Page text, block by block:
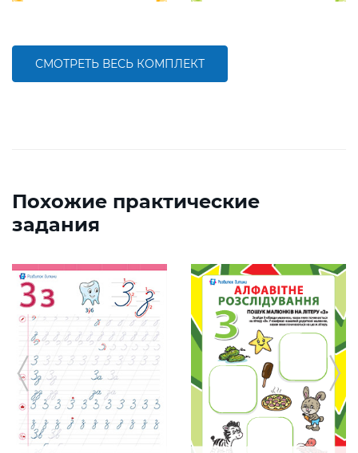
СМОТРЕТЬ ВЕСЬ КОМПЛЕКТ
Похожие практические
задания